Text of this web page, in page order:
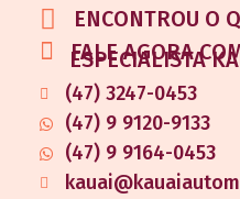
ENCONTROU O
FALE AGORA
ESPECIALISTA
(47) 3247-0453
(47) 9 9120-9133
(47) 9 9164-0453